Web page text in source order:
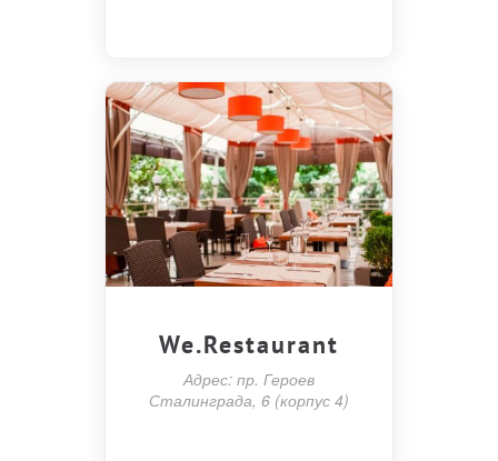
We.Restaurant
Адрес: пр. Героев
Сталинграда, 6 (корпус 4)